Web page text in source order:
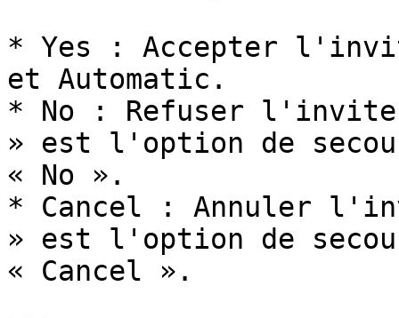
* Yes : Accepter
et Automatic.
* No : Refuser l'invite
» est l'option de
« No ».
* Cancel : Annuler
» est l'option de
« Cancel ».